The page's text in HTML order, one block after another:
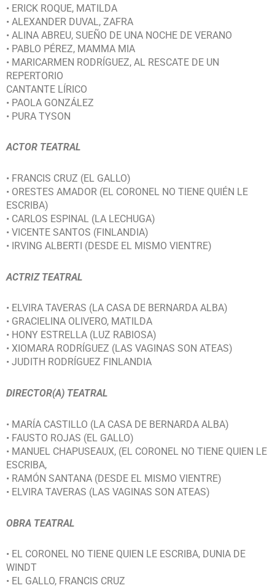
• ERICK ROQUE, MATILDA
• ALEXANDER DUVAL, ZAFRA
• ALINA ABREU, SUEÑO DE UNA NOCHE DE VERANO
• PABLO PÉREZ, MAMMA MIA
• MARICARMEN RODRÍGUEZ, AL RESCATE DE UN
REPERTORIO
CANTANTE LÍRICO
• PAOLA GONZÁLEZ
• PURA TYSON
ACTOR TEATRAL
• FRANCIS CRUZ (EL GALLO)
• ORESTES AMADOR (EL CORONEL NO TIENE QUIÉN LE
ESCRIBA)
• CARLOS ESPINAL (LA LECHUGA)
• VICENTE SANTOS (FINLANDIA)
• IRVING ALBERTI (DESDE EL MISMO VIENTRE)
ACTRIZ TEATRAL
• ELVIRA TAVERAS (LA CASA DE BERNARDA ALBA)
• GRACIELINA OLIVERO, MATILDA
• HONY ESTRELLA (LUZ RABIOSA)
• XIOMARA RODRÍGUEZ (LAS VAGINAS SON ATEAS)
• JUDITH RODRÍGUEZ FINLANDIA
DIRECTOR(A) TEATRAL
• MARÍA CASTILLO (LA CASA DE BERNARDA ALBA)
• FAUSTO ROJAS (EL GALLO)
• MANUEL CHAPUSEAUX, (EL CORONEL NO TIENE QUIEN LE
ESCRIBA,
• RAMÓN SANTANA (DESDE EL MISMO VIENTRE)
• ELVIRA TAVERAS (LAS VAGINAS SON ATEAS)
OBRA TEATRAL
• EL CORONEL NO TIENE QUIEN LE ESCRIBA, DUNIA DE
WINDT
• EL GALLO, FRANCIS CRUZ